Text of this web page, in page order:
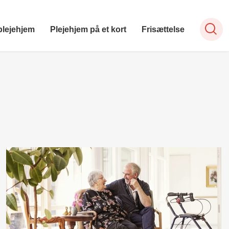
Plejehjem på et kort Frisættelse